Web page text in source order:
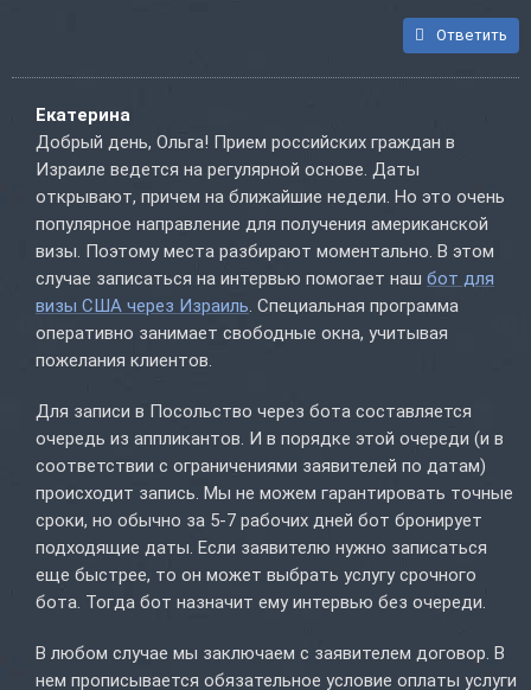
Ответить
Екатерина
Добрый день, Ольга! Прием российских граждан в
Израиле ведется на регулярной основе. Даты
открывают, причем на ближайшие недели. Но это очень
популярное направление для получения американской
визы. Поэтому места разбирают моментально. В этом
случае записаться на интервью помогает наш бот для
визы США через Израиль. Специальная программа
оперативно занимает свободные окна, учитывая
пожелания клиентов.
Для записи в Посольство через бота составляется
очередь из аппликантов. И в порядке этой очереди (и в
соответствии с ограничениями заявителей по датам)
происходит запись. Мы не можем гарантировать точные
сроки, но обычно за 5-7 рабочих дней бот бронирует
подходящие даты. Если заявителю нужно записаться
еще быстрее, то он может выбрать услугу срочного
бота. Тогда бот назначит ему интервью без очереди.
В любом случае мы заключаем с заявителем договор. В
нем прописывается обязательное условие оплаты услуги